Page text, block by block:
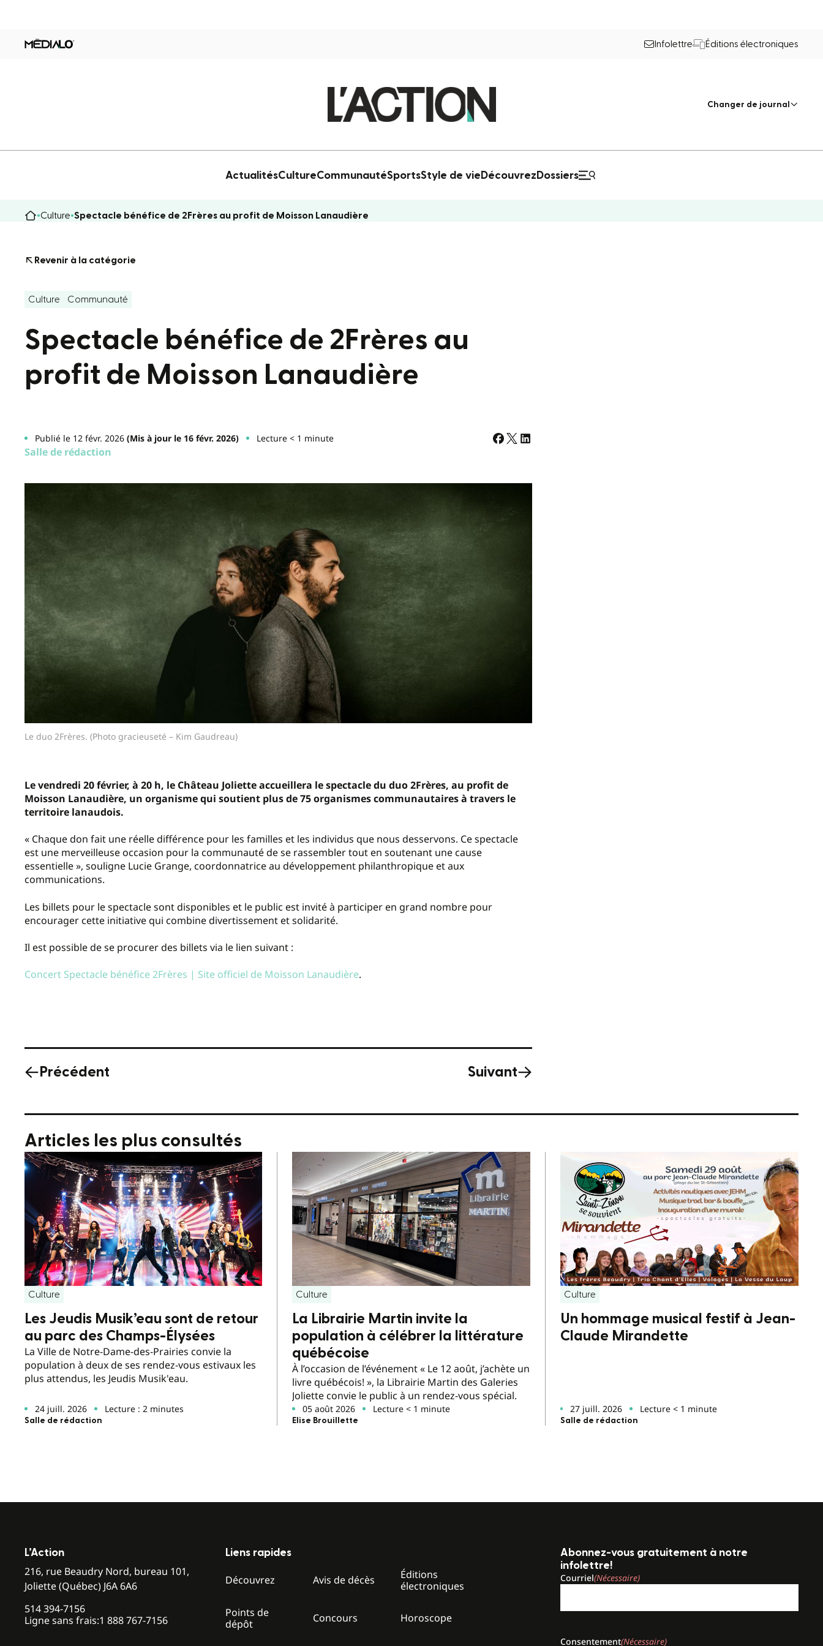
Infolettre Éditions électroniques
Changer de journal
ActualitésCultureCommunautéSportsStyle de vie Découvrez Dossiers
Culture Spectacle bénéfice de 2Frères au profit de Moisson Lanaudière
Revenir à la catégorie
Culture Communauté
Spectacle bénéfice de 2Frères au
profit de Moisson Lanaudière
Publié le 12 févr. 2026(Mis à jour le 16 févr. 2026) Lecture < 1 minute
Salle de rédaction
Le duo 2Frères. (Photo gracieuseté – Kim Gaudreau)
Le vendredi 20 février, à 20 h, le Château Joliette accueillera le spectacle du duo 2Frères, au profit de
Moisson Lanaudière, un organisme qui soutient plus de 75 organismes communautaires à travers le
territoire lanaudois.
« Chaque don fait une réelle différence pour les familles et les individus que nous desservons. Ce spectacle
est une merveilleuse occasion pour la communauté de se rassembler tout en soutenant une cause
essentielle », souligne Lucie Grange, coordonnatrice au développement philanthropique et aux
communications.
Les billets pour le spectacle sont disponibles et le public est invité à participer en grand nombre pour
encourager cette initiative qui combine divertissement et solidarité.
Il est possible de se procurer des billets via le lien suivant :
Concert Spectacle bénéfice 2Frères | Site officiel de Moisson Lanaudière.
Précédent Suivant
Articles les plus consultés
Culture
Les Jeudis Musik’eau sont de retour
au parc des Champs-Élysées
La Ville de Notre-Dame-des-Prairies convie la
population à deux de ses rendez-vous estivaux les
plus attendus, les Jeudis Musik'eau.
24 juill. 2026 Lecture : 2 minutes
Salle de rédaction
Culture
La Librairie Martin invite la
population à célébrer la littérature
québécoise
À l’occasion de l’événement « Le 12 août, j’achète un
livre québécois! », la Librairie Martin des Galeries
Joliette convie le public à un rendez-vous spécial.
05 août 2026 Lecture < 1 minute
Elise Brouillette
Culture
Un hommage musical festif à Jean-
Claude Mirandette
27 juill. 2026 Lecture < 1 minute
Salle de rédaction
L’Action
216, rue Beaudry Nord, bureau 101,
Joliette (Québec) J6A 6A6
514 394-7156
Ligne sans frais:1 888 767-7156
Liens rapides
Découvrez Avis de décès
Éditions
électroniques
Points de
dépôt
Concours Horoscope
Abonnez-vous gratuitement à notre
infolettre!
Courriel(Nécessaire)
Consentement(Nécessaire)